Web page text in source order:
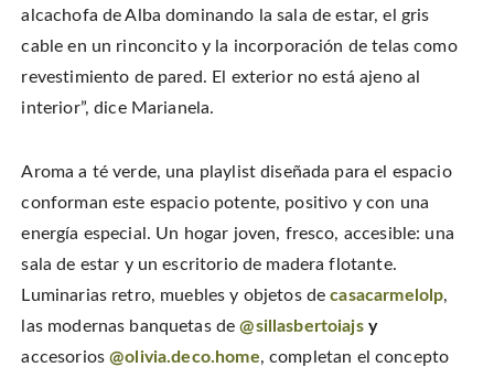
alcachofa de Alba dominando la sala de estar, el gris
cable en un rinconcito y la incorporación de telas como
revestimiento de pared. El exterior no está ajeno al
interior”, dice Marianela.
Aroma a té verde, una playlist diseñada para el espacio
conforman este espacio potente, positivo y con una
energía especial. Un hogar joven, fresco, accesible: una
sala de estar y un escritorio de madera flotante.
Luminarias retro, muebles y objetos decasacarmelolp,
las modernas banquetas de@sillasbertoiajsy
accesorios @olivia.deco.home, completan el concepto